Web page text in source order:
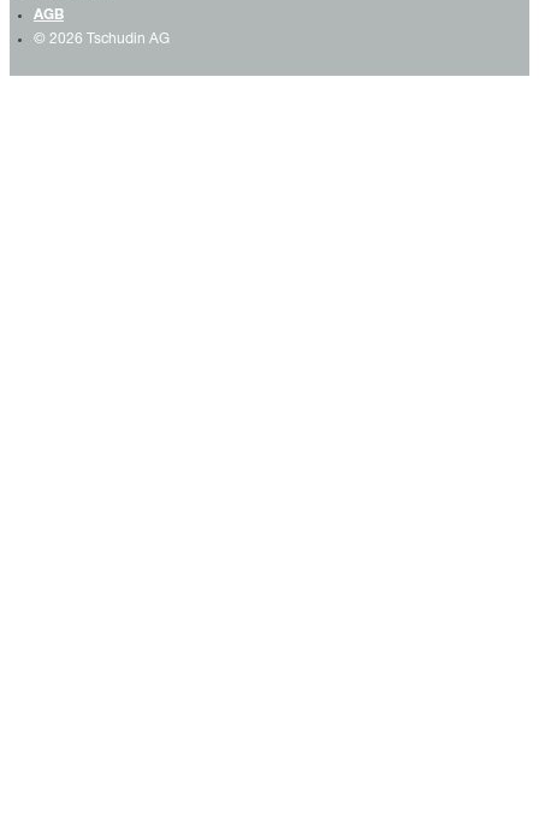
AGB
© 2026 Tschudin AG